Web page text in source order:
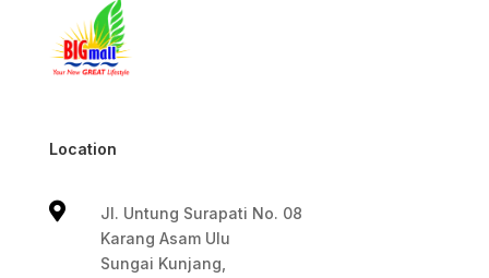
Location

Jl. Untung Surapati No. 08
Karang Asam Ulu
Sungai Kunjang,